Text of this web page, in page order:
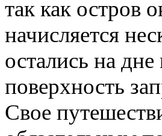
так как остров
начисляется
остались на
поверхность
Свое